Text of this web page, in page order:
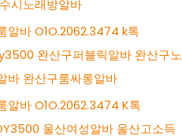
시노래방알바
알바 O1O.2062.3474 k톡
완산구퍼블릭알바 완산구노
바 완산구룸싸롱알바
알바 O1O.2062.3474 K톡
울산여성알바 울산고소득